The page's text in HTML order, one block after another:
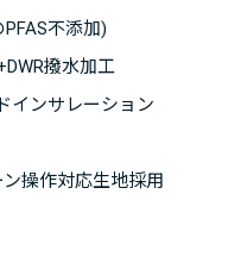
不添加)
撥水加工
インサレーション
操作対応生地採用